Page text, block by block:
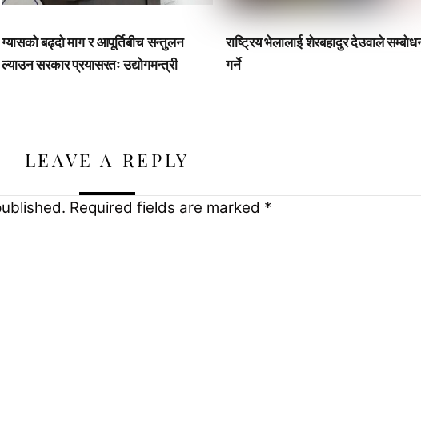
ग्यासको बढ्दो माग र आपूर्तिबीच सन्तुलन
ल्याउन सरकार प्रयासरतः उद्योगमन्त्री
राष्ट्रिय भेलालाई शेरबहादुर देउवाले
गर्ने
LEAVE A REPLY
Required fields are marked *